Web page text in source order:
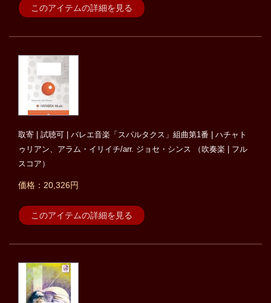
このアイテムの詳細を見る
取寄 | 試聴可 | バレエ音楽「スパルタクス」組曲第1番 | ハチャト
ゥリアン、アラム・イリイチ/arr. ジョセ・シンス （吹奏楽 | フル
スコア）
価格：20,326円
このアイテムの詳細を見る